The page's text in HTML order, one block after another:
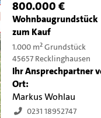
800.000 €
Wohnbaugrundstück
zum Kauf
1.000 m² Grundstück
45657 Recklinghausen
Ihr Ansprechpartner
Ort:
Markus Wohlau
0231 18952747